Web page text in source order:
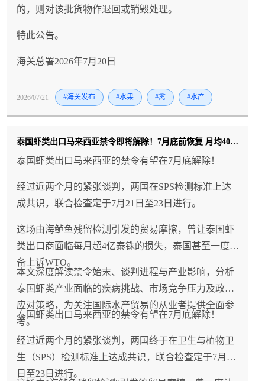
的，则对该批货物作退回或销毁处理。
特此公告。
海关总署2026年7月20日
2026/07/21 #海关发布 #水果 #禽 #水产
泰国虾类出口马来西亚禁令即将解除！7月底前恢复 月均400吨市场重开
泰国虾类出口马来西亚的禁令有望在7月底解除！
经过近两个月的紧张谈判，两国在SPS检测标准上达
成共识，联合检查定于7月21日至23日进行。
这场由海鲈鱼残留检测引发的贸易摩擦，曾让泰国虾
类出口商面临每月超4亿泰铢的损失，泰国甚至一度准
备上诉WTO。
本文深度解读禁令始末、谈判进程与产业影响，分析
泰国虾类产业面临的疾病挑战、市场竞争压力及政府
应对策略，为关注国际水产贸易的从业者提供全面参
考。
泰国虾类出口马来西亚的禁令有望在7月底解除！
经过近两个月的紧张谈判，两国终于在卫生与植物卫
生（SPS）检测标准上达成共识，联合检查定于7月21
日至23日进行。